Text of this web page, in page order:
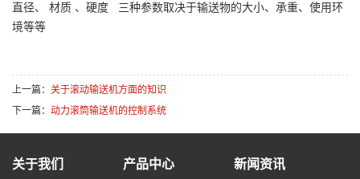
直径、 材质 、硬度 三种参数取决于输送物的大小、承重、使用环
境等等
上一篇： 关于滚动输送机方面的知识
下一篇： 动力滚筒输送机的控制系统
关于我们 产品中心 新闻资讯